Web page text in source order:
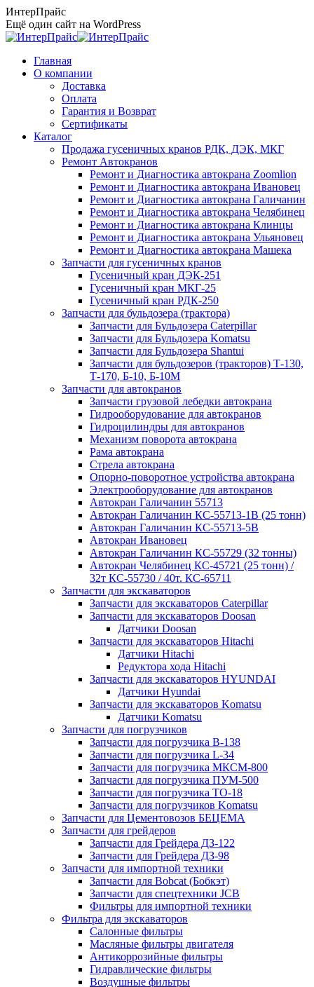
Перейти
к
содержанию
ИнтерПрайс
Ещё один сайт на WordPress
Главная
О компании
Доставка
Оплата
Гарантия и Возврат
Сертификаты
Каталог
Продажа гусеничных кранов РДК, ДЭК, МКГ
Ремонт Автокранов
Ремонт и Диагностика автокрана Zoomlion
Ремонт и Диагностика автокрана Ивановец
Ремонт и Диагностика автокрана Галичанин
Ремонт и Диагностика автокрана Челябинец
Ремонт и Диагностика автокрана Клинцы
Ремонт и Диагностика автокрана Ульяновец
Ремонт и Диагностика автокрана Машека
Запчасти для гусеничных кранов
Гусеничный кран ДЭК-251
Гусеничный кран МКГ-25
Гусеничный кран РДК-250
Запчасти для бульдозера (трактора)
Запчасти для Бульдозера Caterpillar
Запчасти для Бульдозера Komatsu
Запчасти для Бульдозера Shantui
Запчасти для бульдозеров (тракторов) Т-130,
Т-170, Б-10, Б-10М
Запчасти для автокранов
Запчасти грузовой лебедки автокрана
Гидрооборудование для автокранов
Гидроцилиндры для автокранов
Механизм поворота автокрана
Рама автокрана
Стрела автокрана
Опорно-поворотное устройства автокрана
Электрооборудование для автокранов
Автокран Галичанин 55713
Автокран Галичанин КС-55713-1В (25 тонн)
Автокран Галичанин КС-55713-5В
Автокран Ивановец
Автокран Галичанин КС-55729 (32 тонны)
Автокран Челябинец КС-45721 (25 тонн) /
32т КС-55730 / 40т. КС-65711
Запчасти для экскаваторов
Запчасти для экскаваторов Caterpillar
Запчасти для экскаваторов Doosan
Датчики Doosan
Запчасти для экскаваторов Hitachi
Датчики Hitachi
Редуктора хода Hitachi
Запчасти для экскаваторов HYUNDAI
Датчики Hyundai
Запчасти для экскаваторов Komatsu
Датчики Komatsu
Запчасти для погрузчиков
Запчасти для погрузчика B-138
Запчасти для погрузчика L-34
Запчасти для погрузчика МКСМ-800
Запчасти для погрузчика ПУМ-500
Запчасти для погрузчика ТО-18
Запчасти для погрузчиков Komatsu
Запчасти для Цементовозов БЕЦЕМА
Запчасти для грейдеров
Запчасти для Грейдера ДЗ-122
Запчасти для Грейдера ДЗ-98
Запчасти для импортной техники
Запчасти для Bobcat (Бобкэт)
Запчасти для спецтехники JCB
Фильтры для импортной техники
Фильтра для экскаваторов
Салонные фильтры
Масляные фильтры двигателя
Антикоррозийные фильтры
Гидравлические фильтры
Воздушные фильтры